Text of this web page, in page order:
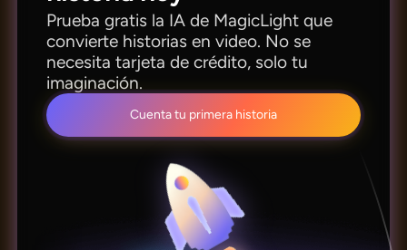
Prueba gratis la IA de MagicLight que
convierte historias en video. No se
necesita tarjeta de crédito, solo tu
imaginación.
Cuenta tu primera historia